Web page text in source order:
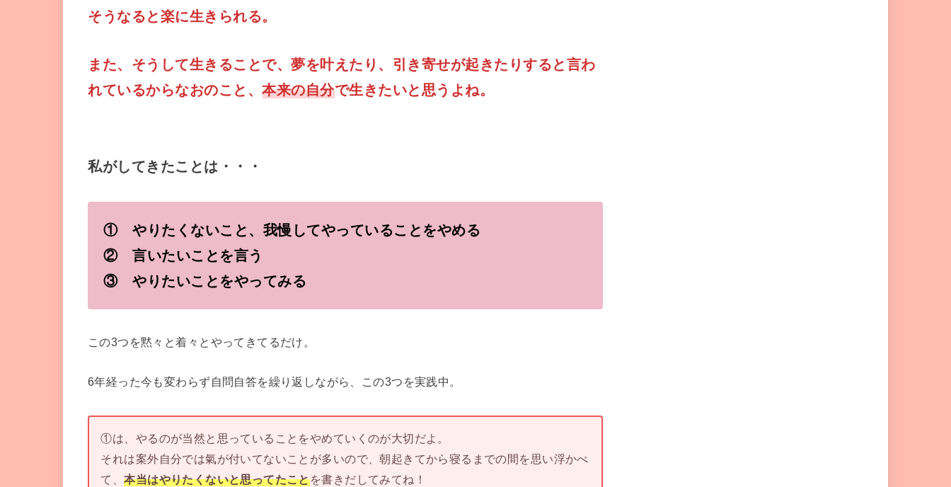
そうなると楽に生きられる。
また、そうして生きることで、 夢を叶えたり、引き寄せが起きたりすると言わ
れているからなおのこと、 本来の自分で生きたいと思うよね。
私がしてきたことは・・・
① やりたくないこと、我慢してやっていることをやめる
② 言いたいことを言う
③ やりたいことをやってみる
この3つを黙々と着々とやってきてるだけ。
6年経った今も変わらず自問自答を繰り返しながら、この3つを実践中。
①は、やるのが当然と思っていることをやめていくのが大切だよ。
それは案外自分では氣が付いてないことが多いので、朝起きてから寝るまでの間を思い浮かべ
て、本当はやりたくないと思ってたことを書きだしてみてね！